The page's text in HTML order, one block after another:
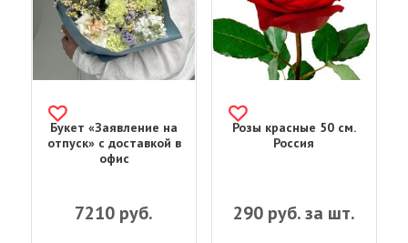
Букет «Заявление на
отпуск» с доставкой в
офис
7210 руб.
Розы красные 50 см.
Россия
290руб. за шт.